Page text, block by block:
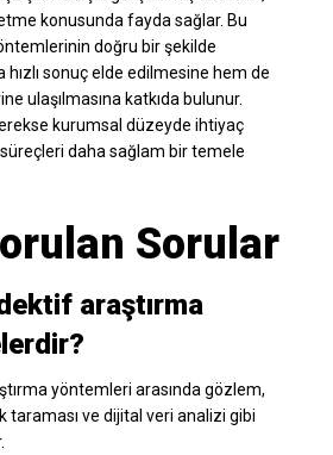
konusunda fayda sağlar. Bu
doğru bir şekilde
hızlı sonuç elde edilmesine hem de
ulaşılmasına katkıda bulunur.
kurumsal düzeyde ihtiyaç
daha sağlam bir temele
Sorular
araştırma
yöntemleri arasında gözlem,
taraması ve dijital veri analizi gibi